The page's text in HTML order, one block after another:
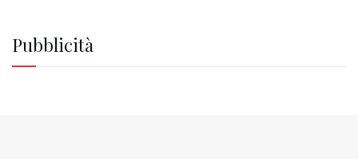
Pubblicità